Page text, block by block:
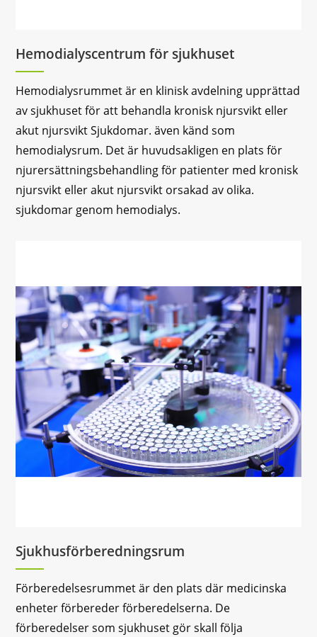
Hemodialyscentrum för sjukhuset
Hemodialysrummet är en klinisk avdelning upprättad
av sjukhuset för att behandla kronisk njursvikt eller
akut njursvikt Sjukdomar. även känd som
hemodialysrum. Det är huvudsakligen en plats för
njurersättningsbehandling för patienter med kronisk
njursvikt eller akut njursvikt orsakad av olika.
sjukdomar genom hemodialys.
Sjukhusförberedningsrum
Förberedelsesrummet är den plats där medicinska
enheter förbereder förberedelserna. De
förberedelser som sjukhuset gör skall följa